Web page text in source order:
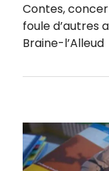
Contes,
foule d’autres
Braine-l’Alleud